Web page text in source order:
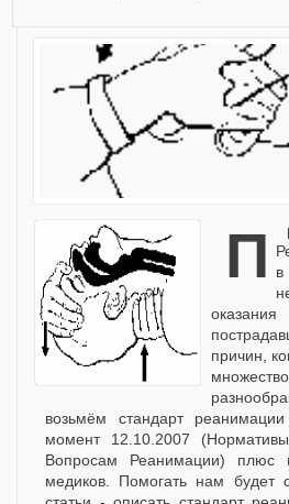
Привет, камрады!
причин,
возьмём стандарт
момент 12.10.2007
Вопросам Реанимации) плюс
медиков. Помогать нам будет